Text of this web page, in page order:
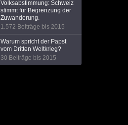
Volksabstimmung: Schweiz
stimmt für Begrenzung der
Zuwanderung.
1.572 Beiträge bis 2015
Warum spricht der Papst
vom Dritten Weltkrieg?
30 Beiträge bis 2015